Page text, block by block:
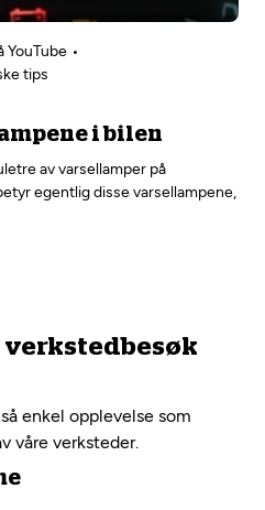
YouTube
tips
i bilen
av varsellamper på
egentlig disse varsellampene,
enkel opplevelse som
våre verksteder.